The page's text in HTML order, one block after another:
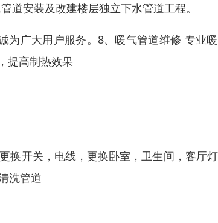
道安装及改建楼层独立下水管道工程。
为广大用户服务。8、暖气管道维修 专业
提高制热效果
换开关，电线，更换卧室，卫生间，客厅
洗管道